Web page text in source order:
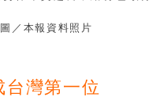
／本報資料照片
灣第一位